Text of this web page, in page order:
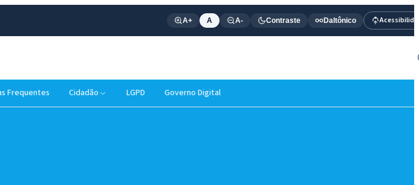
A+ A A- Contraste Daltônico
Frequentes Cidadão LGPD Governo Digital